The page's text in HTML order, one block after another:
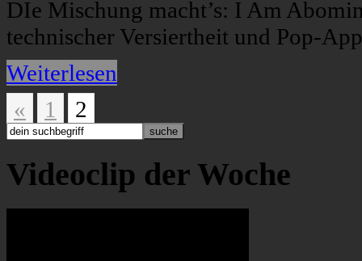
DIe Mischung macht’s: I Am
technischer Versiertheit und Pop-
Weiterlesen
«
1 2
Videoclip der Woche